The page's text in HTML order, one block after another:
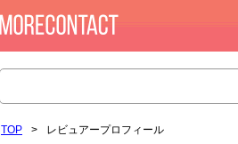
TOP > レビュアープロフィール